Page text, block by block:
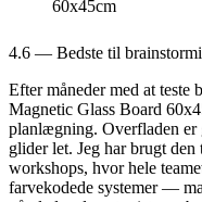
4.6 — Bedste til
Efter måneder med at teste
Magnetic Glass Board
planlægning. Overfladen er
glider let. Jeg har brugt
workshops, hvor hele
farvekodede systemer —